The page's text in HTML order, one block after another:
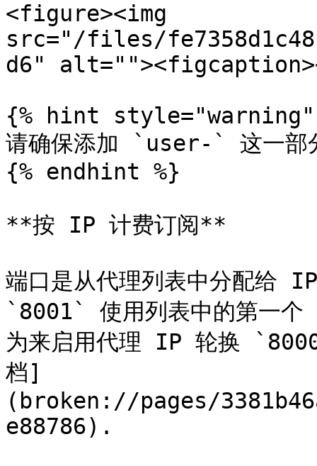
<figure><img
src="/files/
d6"
{% hint style="warning"
请确保添加 `user-` 这一部
{% endhint %}
**按 IP 计费订阅**
端口是从代理列表中分配给
`8001` 使用列表中的第一个
为来启用代理 IP 轮换
档]
(broken://pages/
e88786).